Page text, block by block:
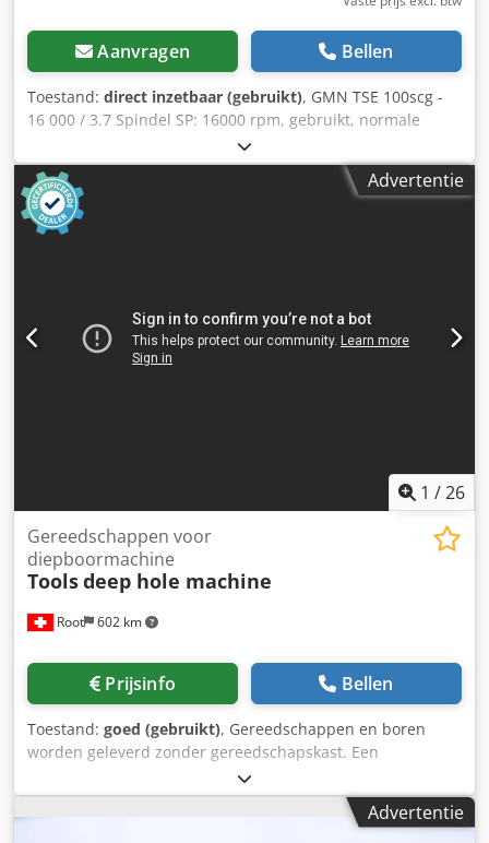
Aanvragen Bellen
Toestand: direct inzetbaar (gebruikt), GMN TSE 100scg -
16 000 / 3.7 Spindel SP: 16000 rpm, gebruikt, normale
slijtage, 100% functioneel, leveringsomvang conform foto's
Csdpfeqfub Rjx Ac Tsha
Advertentie
1 /26
Root 602 km
Gereedschappen voor
diepboormachine
Toolsdeep hole machine
Prijsinfo Bellen
Toestand: goed (gebruikt), Gereedschappen en boren
worden geleverd zonder gereedschapskast. Een
gereedschapswagen met gereedschapshouders wordt
meegeleverd. Chodezd D N Ispfx Ac Tja
Advertentie